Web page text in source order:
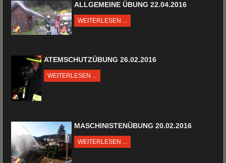
ALLGEMEINE ÜBUNG 22.04.2016
WEITERLESEN ...
ATEMSCHUTZÜBUNG 26.02.2016
WEITERLESEN ...
MASCHINISTENÜBUNG 20.02.2016
WEITERLESEN ...